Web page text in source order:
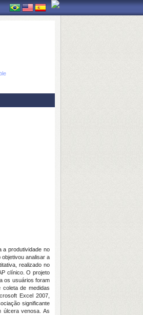
a produtividade no
analisar a
realizado no
clínico. O projeto
os usuários foram
de medidas
Excel 2007,
significante
úlcera venosa. As